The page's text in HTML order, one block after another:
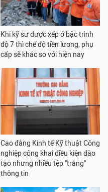
Khi kỹ sư được xếp ở bậc trình
độ 7 thì chế độ tiền lương, phụ
cấp sẽ khác so với hiện nay
Cao đẳng Kinh tế Kỹ thuật Công
nghiệp công khai điều kiện đào
tạo nhưng nhiều tệp "trắng"
thông tin